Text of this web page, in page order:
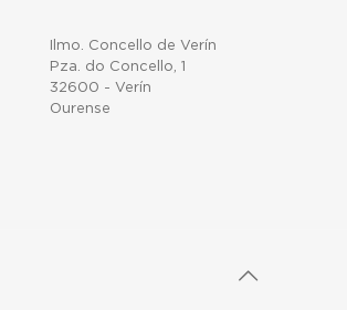
Ilmo. Concello de Verín
Pza. do Concello, 1
32600 - Verín
Ourense